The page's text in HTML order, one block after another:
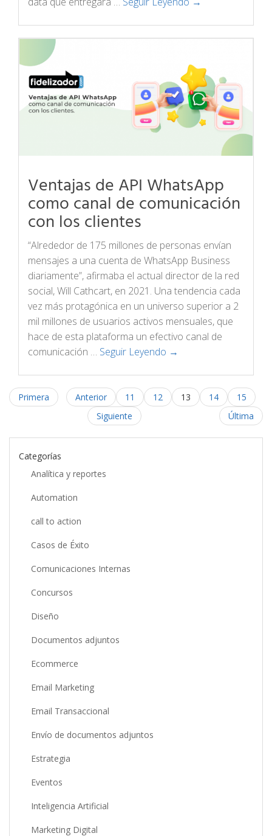
Ventajas de API WhatsApp
como canal de comunicación
con los clientes
“Alrededor de 175 millones de personas envían
mensajes a una cuenta de WhatsApp Business
diariamente”, afirmaba el actual director de la red
social, Will Cathcart, en 2021. Una tendencia cada
vez más protagónica en un universo superior a 2
mil millones de usuarios activos mensuales, que
hace de esta plataforma un efectivo canal de
comunicación … Seguir Leyendo →
Primera Anterior 11 12 13 14
15
Siguiente
Última
Categorías
Analítica y reportes
Automation
call to action
Casos de Éxito
Comunicaciones Internas
Concursos
Diseño
Documentos adjuntos
Ecommerce
Email Marketing
Email Transaccional
Envío de documentos adjuntos
Estrategia
Eventos
Inteligencia Artificial
Marketing Digital